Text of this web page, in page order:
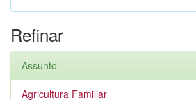
Refinar
Assunto
Agricultura Familiar